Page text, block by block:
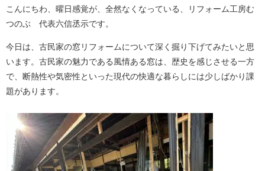
こんにちわ、曜日感覚が、全然なくなっている、リフォーム工房む
つのぶ 代表六信丞示です。
今日は、古民家の窓リフォームについて深く掘り下げてみたいと思
います。古民家の魅力である風情ある窓は、歴史を感じさせる一方
で、断熱性や気密性といった現代の快適な暮らしには少しばかり課
題があります。